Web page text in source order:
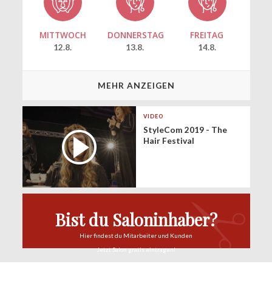
MITTWOCH
12.8.
DONNERSTAG
13.8.
FREITAG
14.8.
MEHR ANZEIGEN
VIDEO
StyleCom 2019 - The
Hair Festival
Bist du Saloninhaber?
Hier findest du Mitarbeiter und Kunden
Jetzt Salongratis eintragen!